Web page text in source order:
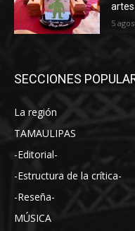
5
SECCIONES
La región
TAMAULIPAS
-Editorial-
-Estructura de la crítica-
-Reseña-
MÚSICA